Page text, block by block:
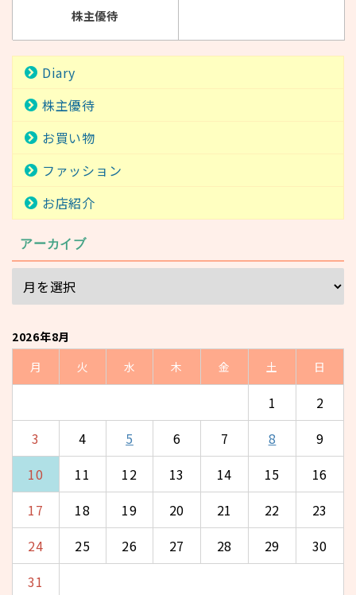
株主優待
Diary
株主優待
お買い物
ファッション
お店紹介
アーカイブ
2026年8月
月
火 水 木 金 土 日
1
2
3
4 5 6 7 8
9
10
11 12 13 14 15
16
17
18 19 20 21 22
23
24
25 26 27 28 29
30
31